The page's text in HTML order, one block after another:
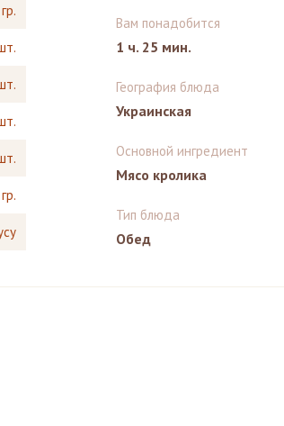
Вам понадобится
1 ч. 25 мин.
География блюда
Украинская
Основной ингредиент
Мясо кролика
Тип блюда
Обед